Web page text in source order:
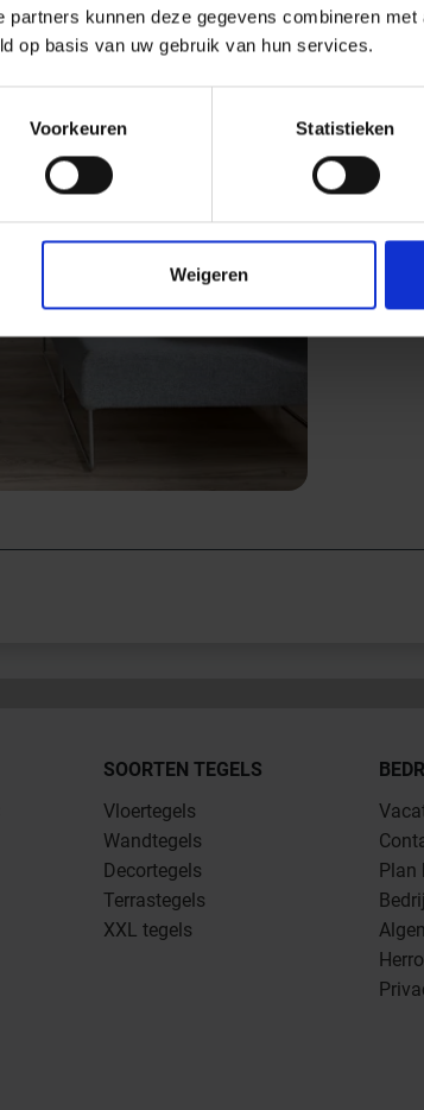
partners kunnen deze gegevens combineren
op basis van uw gebruik van hun services.
Voorkeuren Statistieken
Weigeren
SOORTEN TEGELS
Vloertegels
Wandtegels
Decortegels
Terrastegels
XXL tegels
Plan